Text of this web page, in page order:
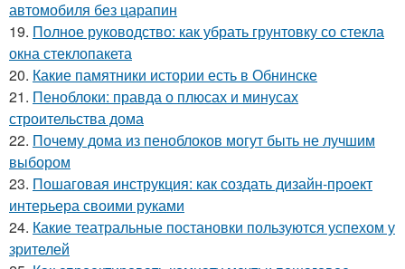
автомобиля без царапин
19. Полное руководство: как убрать грунтовку со стекла
окна стеклопакета
20. Какие памятники истории есть в Обнинске
21. Пеноблоки: правда о плюсах и минусах
строительства дома
22. Почему дома из пеноблоков могут быть не лучшим
выбором
23. Пошаговая инструкция: как создать дизайн-проект
интерьера своими руками
24. Какие театральные постановки пользуются успехом у
зрителей